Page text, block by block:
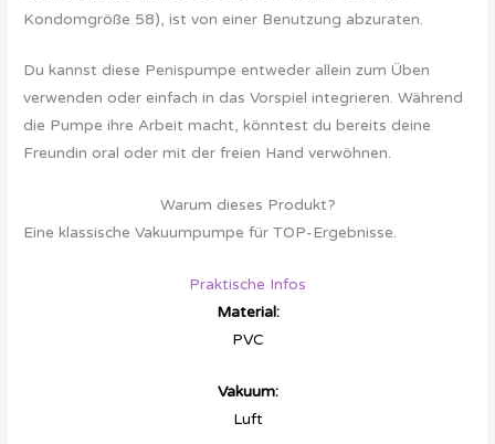
Kondomgröße 58), ist von einer Benutzung abzuraten.
Du kannst diese Penispumpe entweder allein zum Üben
verwenden oder einfach in das Vorspiel integrieren. Während
die Pumpe ihre Arbeit macht, könntest du bereits deine
Freundin oral oder mit der freien Hand verwöhnen.
Warum dieses Produkt?
Eine klassische Vakuumpumpe für TOP-Ergebnisse.
Praktische Infos
Material:
PVC
Vakuum:
Luft